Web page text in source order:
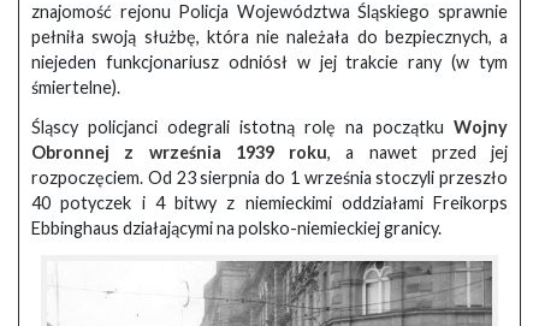
znajomość rejonu Policja Województwa Śląskiego sprawnie
pełniła swoją służbę, która nie należała do bezpiecznych, a
niejeden funkcjonariusz odniósł w jej trakcie rany (w tym
śmiertelne).
Śląscy policjanci odegrali istotną rolę na początku Wojny
Obronnej z września 1939 roku, a nawet przed jej
rozpoczęciem. Od 23 sierpnia do 1 września stoczyli przeszło
40 potyczek i 4 bitwy z niemieckimi oddziałami Freikorps
Ebbinghaus działającymi na polsko-niemieckiej granicy.